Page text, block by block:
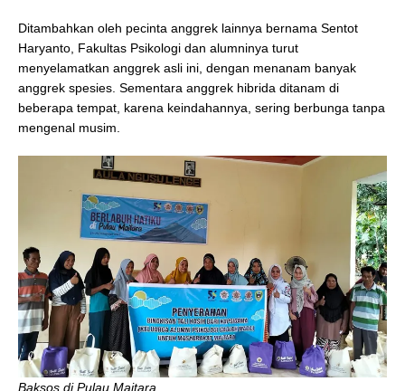
Ditambahkan oleh pecinta anggrek lainnya bernama Sentot
Haryanto, Fakultas Psikologi dan alumninya turut
menyelamatkan anggrek asli ini, dengan menanam banyak
anggrek spesies. Sementara anggrek hibrida ditanam di
beberapa tempat, karena keindahannya, sering berbunga tanpa
mengenal musim.
Baksos di Pulau Maitara